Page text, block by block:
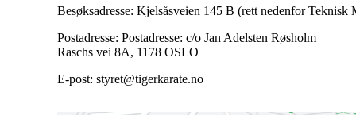
Besøksadresse: Kjelsåsveien 145 B (rett nedenfor Teknisk
Postadresse: Postadresse: c/o Jan Adelsten Røsholm
Raschs vei 8A, 1178 OSLO
E-post: styret@tigerkarate.no